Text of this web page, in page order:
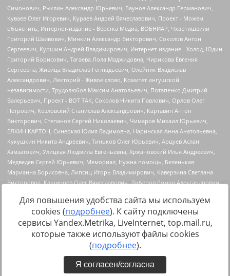
Источник:https://minjust.gov.ru/uploaded/files/reestr-
inostrannyih-agentov-22-03-2024.pdfданные на22.03.2024
Для повышения удобства сайта мы используем
cookies (подробнее). К сайту подключены
сервисы Yandex.Metrika, LiveInternet, top.mail.ru,
которые также используют файлы cookies
(подробнее).
Я согласен/согласна